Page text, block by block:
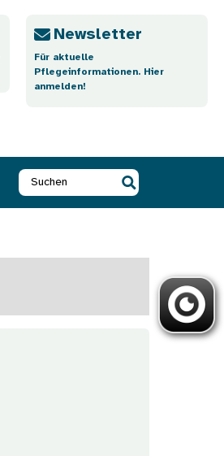
Newsletter
Für aktuelle
Pflegeinformationen. Hier
anmelden!